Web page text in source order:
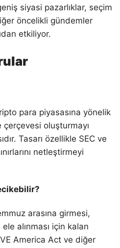
siyasi pazarlıklar, seçim
öncelikli gündemler
etkiliyor.
para piyasasına yönelik
oluşturmayı
Tasarı özellikle SEC ve
netleştirmeyi
arasına girmesi,
ele alınması için kalan
America Act ve diğer